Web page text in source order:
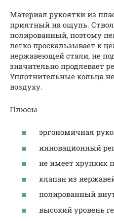
Материал рукоятки из
приятный на ощупь.
полированный, поэтому
легко проскальзывает к
нержавеющей стали, не
значительно продлевает
Уплотнительные кольца
воздуху.
Плюсы
эргономичная
инновационный
не имеет хрупких
клапан из
полированный
высокий уровень